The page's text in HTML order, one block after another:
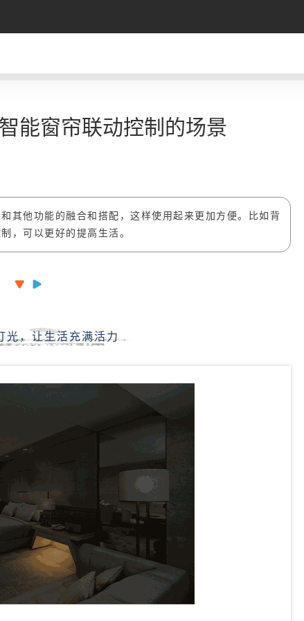
能窗帘联动控制的场景
其他功能的融合和搭配，这样使用起来更加方便。比如背
，可以更好的提高生活。
光，让生活充满活力